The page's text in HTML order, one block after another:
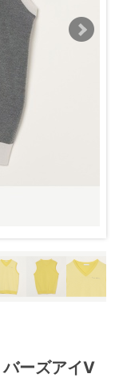
ーズアイV